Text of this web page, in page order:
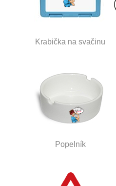
Krabička na svačinu
Popelník